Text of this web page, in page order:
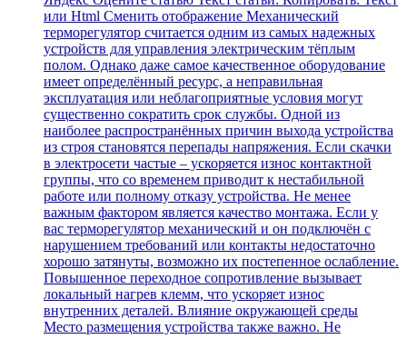
или Html Cменить отображение Механический
терморегулятор считается одним из самых надежных
устройств для управления электрическим тёплым
полом. Однако даже самое качественное оборудование
имеет определённый ресурс, а неправильная
эксплуатация или неблагоприятные условия могут
существенно сократить срок службы. Одной из
наиболее распространённых причин выхода устройства
из строя становятся перепады напряжения. Если скачки
в электросети частые – ускоряется износ контактной
группы, что со временем приводит к нестабильной
работе или полному отказу устройства. Не менее
важным фактором является качество монтажа. Если у
вас терморегулятор механический и он подключён с
нарушением требований или контакты недостаточно
хорошо затянуты, возможно их постепенное ослабление.
Повышенное переходное сопротивление вызывает
локальный нагрев клемм, что ускоряет износ
внутренних деталей. Влияние окружающей среды
Место размещения устройства также важно. Не